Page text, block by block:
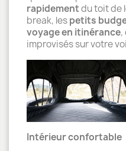
rapidementdu toit de
break, lespetits
voyage en itinérance,
improvisés sur votre
Intérieur confortable